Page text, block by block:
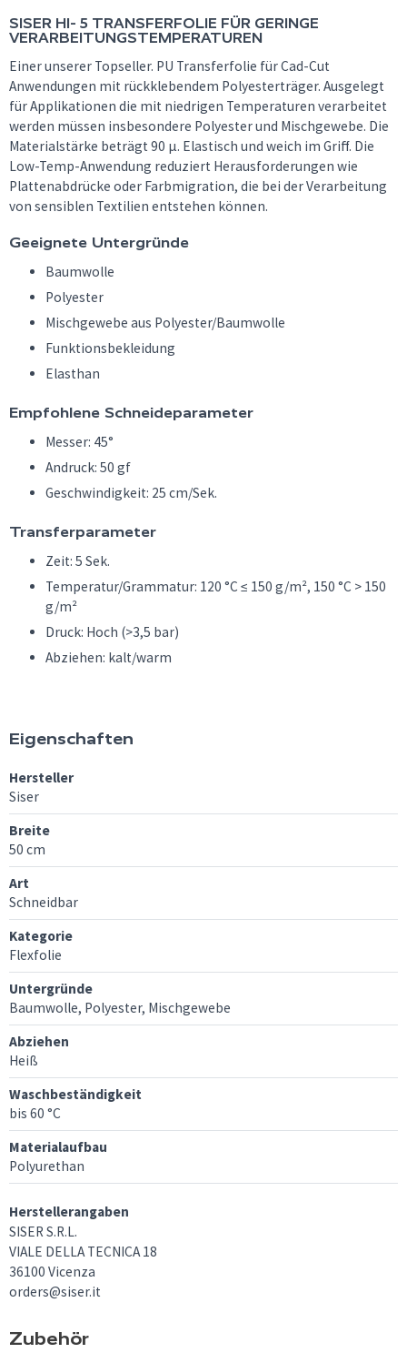
SISER HI- 5 TRANSFERFOLIE FÜR GERINGE
VERARBEITUNGSTEMPERATUREN
Einer unserer Topseller. PU Transferfolie für Cad-Cut
Anwendungen mit rückklebendem Polyesterträger. Ausgelegt
für Applikationen die mit niedrigen Temperaturen verarbeitet
werden müssen insbesondere Polyester und Mischgewebe. Die
Materialstärke beträgt 90 μ. Elastisch und weich im Griff. Die
Low-Temp-Anwendung reduziert Herausforderungen wie
Plattenabdrücke oder Farbmigration, die bei der Verarbeitung
von sensiblen Textilien entstehen können.
Geeignete Untergründe
Baumwolle
Polyester
Mischgewebe aus Polyester/Baumwolle
Funktionsbekleidung
Elasthan
Empfohlene Schneideparameter
Messer: 45°
Andruck: 50 gf
Geschwindigkeit: 25 cm/Sek.
Transferparameter
Zeit: 5 Sek.
Temperatur/Grammatur: 120 °C ≤ 150 g/m², 150 °C > 150
g/m²
Druck: Hoch (>3,5 bar)
Abziehen: kalt/warm
Eigenschaften
Hersteller
Siser
Breite
50 cm
Art
Schneidbar
Kategorie
Flexfolie
Untergründe
Baumwolle, Polyester, Mischgewebe
Abziehen
Heiß
Waschbeständigkeit
bis 60 °C
Materialaufbau
Polyurethan
Herstellerangaben
SISER S.R.L.
VIALE DELLA TECNICA 18
36100 Vicenza
orders@siser.it
Zubehör